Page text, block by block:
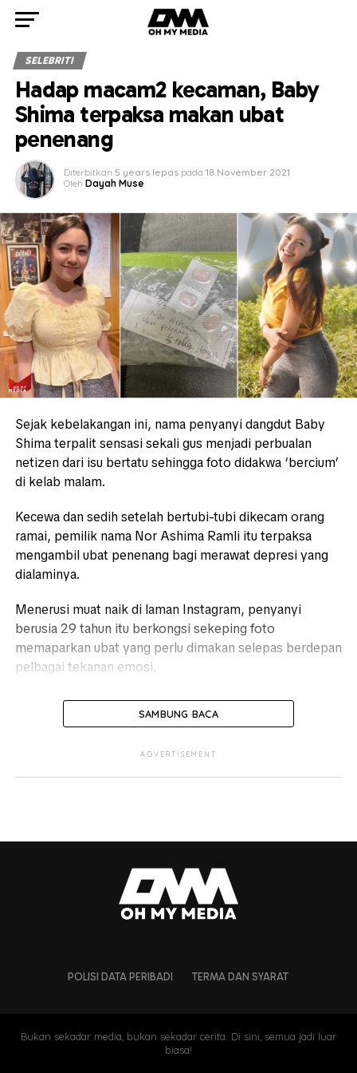
SELEBRITI
Hadap macam2 kecaman, Baby
Shima terpaksa makan ubat
penenang
Diterbitkan 5 years lepas pada 18 November 2021
Oleh Dayah Muse
Sejak kebelakangan ini, nama penyanyi dangdut Baby
Shima terpalit sensasi sekali gus menjadi perbualan
netizen dari isu bertatu sehingga foto didakwa ‘bercium’
di kelab malam.
Kecewa dan sedih setelah bertubi-tubi dikecam orang
ramai, pemilik nama Nor Ashima Ramli itu terpaksa
mengambil ubat penenang bagi merawat depresi yang
dialaminya.
Menerusi muat naik di laman Instagram, penyanyi
berusia 29 tahun itu berkongsi sekeping foto
memaparkan ubat yang perlu dimakan selepas berdepan
pelbagai tekanan emosi.
SAMBUNG BACA
ADVERTISEMENT
POLISI DATA PERIBADI TERMA DAN SYARAT
Bukan sekadar media, bukan sekadar cerita. Di sini, semua jadi luar
biasa!